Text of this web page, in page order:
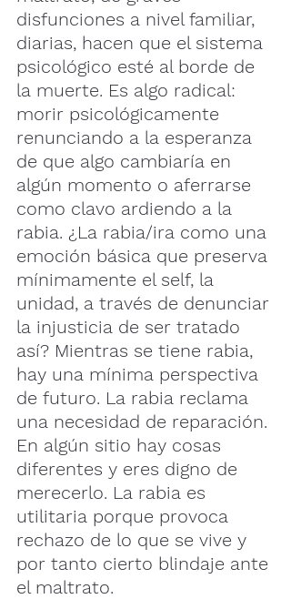
disfunciones a nivel familiar,
diarias, hacen que el sistema
psicológico esté al borde de
la muerte. Es algo radical:
morir psicológicamente
renunciando a la esperanza
de que algo cambiaría en
algún momento o aferrarse
como clavo ardiendo a la
rabia. ¿La rabia/ira como una
emoción básica que preserva
mínimamente el self, la
unidad, a través de denunciar
la injusticia de ser tratado
así? Mientras se tiene rabia,
hay una mínima perspectiva
de futuro. La rabia reclama
una necesidad de reparación.
En algún sitio hay cosas
diferentes y eres digno de
merecerlo. La rabia es
utilitaria porque provoca
rechazo de lo que se vive y
por tanto cierto blindaje ante
el maltrato.